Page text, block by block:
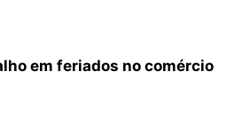
em feriados no comércio